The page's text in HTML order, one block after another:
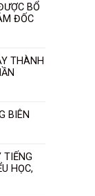
BỔ
ĐỐC
THÀNH
BIÊN
TIẾNG
HỌC,